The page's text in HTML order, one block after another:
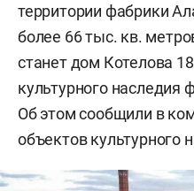
территории фабрики
более 66 тыс. кв.
станет дом Котелова
культурного наследия
Об этом сообщили в
объектов культурного